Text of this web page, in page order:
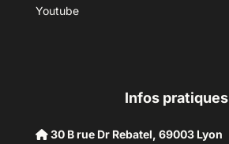
Youtube
Infos pratiques
30 B rue Dr Rebatel, 69003 Lyon